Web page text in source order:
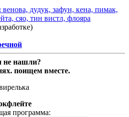
венова, дудук, зафун, кена, пимак,
сяо, тин вистл, флояра
не нашли?
поищем вместе.
программа: